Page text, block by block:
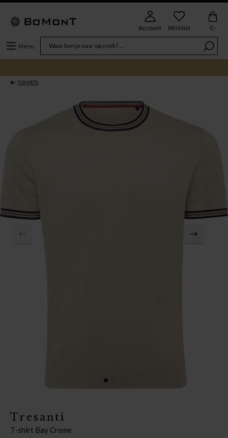
Menu
Account Wishlist 0,-
T-SHIRTS
Tresanti
T-shirt Bay Creme